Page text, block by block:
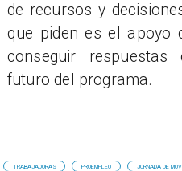
de recursos y
que piden es el apoyo
conseguir respuestas
futuro del programa.
TRABAJADORAS PROEMPLEO JORNADA DE